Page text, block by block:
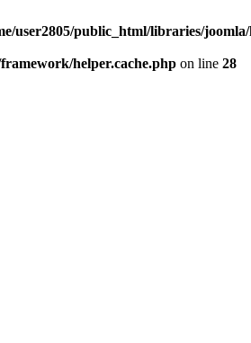
user2805/public_html/libraries/
helper.cache.php on line 28